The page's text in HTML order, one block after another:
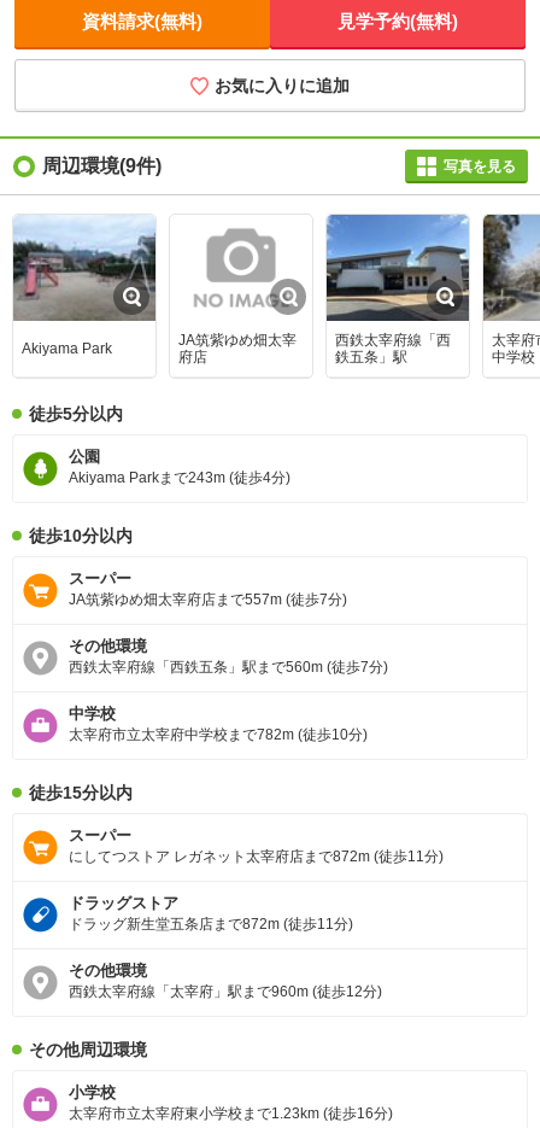
資料請求(無料) 見学予約(無料)
お気に入りに追加
周辺環境(9件) 写真を見る
Akiyama Park
JA筑紫ゆめ畑太宰
府店
西鉄太宰府線「西
鉄五条」駅
太宰府
中学校
徒歩5分以内
公園
Akiyama Parkまで243m (徒歩4分)
徒歩10分以内
スーパー
JA筑紫ゆめ畑太宰府店まで557m (徒歩7分)
その他環境
西鉄太宰府線「西鉄五条」駅まで560m (徒歩7分)
中学校
太宰府市立太宰府中学校まで782m (徒歩10分)
徒歩15分以内
スーパー
にしてつストア レガネット太宰府店まで872m (徒歩11分)
ドラッグストア
ドラッグ新生堂五条店まで872m (徒歩11分)
その他環境
西鉄太宰府線「太宰府」駅まで960m (徒歩12分)
その他周辺環境
小学校
太宰府市立太宰府東小学校まで1.23km (徒歩16分)